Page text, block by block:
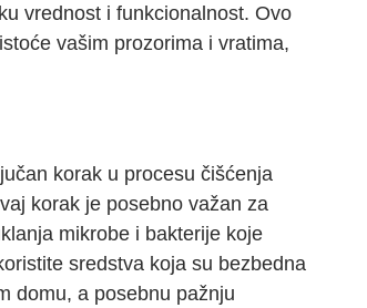
vrednost i funkcionalnost. Ovo
vašim prozorima i vratima,
korak u procesu čišćenja
korak je posebno važan za
mikrobe i bakterije koje
sredstva koja su bezbedna
domu, a posebnu pažnju